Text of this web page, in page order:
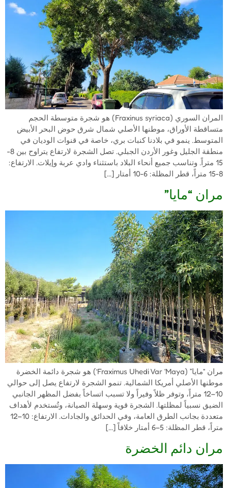
المران السوري (Fraxinus syriaca) هو شجرة متوسطة الحجم
متساقطة الأوراق، موطنها الأصلي شمال شرق حوض البحر الأبيض
المتوسط. ينمو في بلادنا كنبات بري، خاصة في قنوات الوديان في
منطقة الجليل وغور الأردن الجبلي. تصل الشجرة لارتفاع يتراوح بين 8-
15 متراً. وتناسب جميع أنحاء البلاد باستثناء وادي عربة وإيلات. الارتفاع:
8-15 متراً، قطر المظلة: 6-10 أمتار […]
مران “مايا”
مران “مايا” (Fraximus Uhedi Var ‘Maya’) هو شجرة دائمة الخضرة
موطنها الأصلي أمريكا الشمالية. تنمو الشجرة لارتفاع يصل إلى حوالي
10–12 متراً، وتوفر ظلاً وفيراً ولا تسبب اتساخاً بفضل المظهر الجانبي
الضيق نسبياً لمظلتها. الشجرة قوية وسهلة الصيانة، وتُستخدم لأهداف
متعددة بجانب الطرق العامة، وفي الحدائق والجادات. الارتفاع: 10–12
متراً، قطر المظلة: 5–6 أمتار خلافاً […]
مران دائم الخضرة